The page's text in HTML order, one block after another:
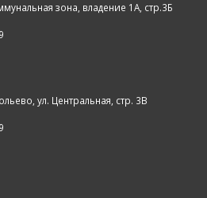
зона, владение 1А, стр.3Б
ул. Центральная, стр. 3В